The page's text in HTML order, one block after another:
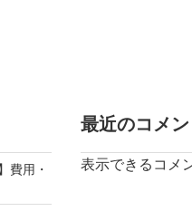
費用・
最近のコメン
表示できるコメ